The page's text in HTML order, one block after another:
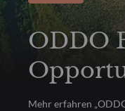
ODDO
Mehr erfahren